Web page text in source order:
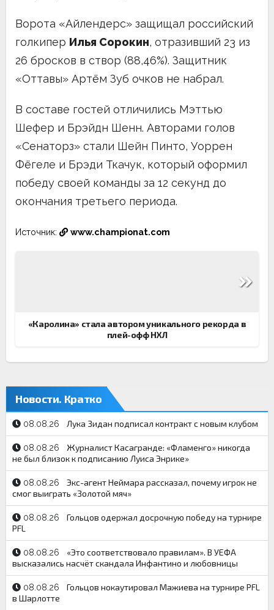
Ворота «Айлендерс» защищал российский
голкипер Илья Сорокин, отразивший 23 из
26 бросков в створ (88,46%). Защитник
«Оттавы» Артём Зуб очков не набрал.
В составе гостей отличились Мэттью
Шефер и Брэйдн Шенн. Авторами голов
«Сенаторз» стали Шейн Пинто, Уоррен
Фёгеле и Брэди Ткачук, который оформил
победу своей команды за 12 секунд до
окончания третьего периода.
Источник: www.championat.com
«Каролина» стала автором уникального рекорда в
плей-офф НХЛ
Новости. Кратко
08.08.26 Лука Зидан подписал контракт с новым клубом
08.08.26
Журналист Касагранде: «Фламенго» никогда
не был близок к подписанию Луиса Энрике»
08.08.26
Экс-агент Неймара рассказал, почему игрок не
смог выиграть «Золотой мяч»
08.08.26
Гольцов одержал досрочную победу на турнире
PFL
08.08.26
«Это соответствовало правилам». В УЕФА
высказались насчёт скандала Инфантино и любовницы
08.08.26
Гольцов нокаутировал Мажиева на турнире PFL
в Шарлотте